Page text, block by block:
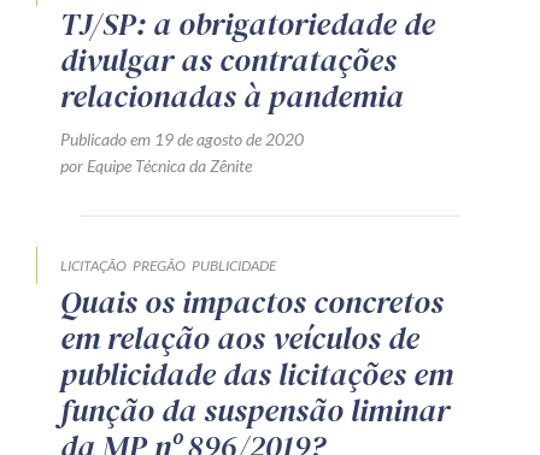
TJ/SP: a obrigatoriedade de
divulgar as contratações
relacionadas à pandemia
Publicado em 19 de agosto de 2020
por Equipe Técnica da Zênite
LICITAÇÃO PREGÃO PUBLICIDADE
Quais os impactos concretos
em relação aos veículos de
publicidade das licitações em
função da suspensão liminar